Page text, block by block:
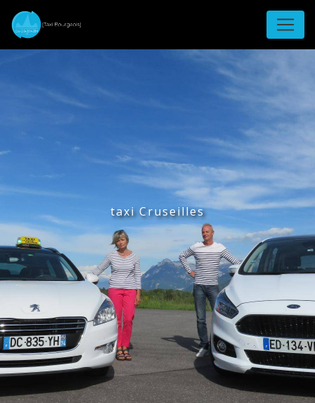
taxi Cruseilles
Panneau de gestion des cookies